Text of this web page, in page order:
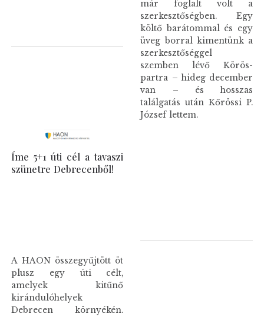
Íme 5+1 úti cél a tavaszi
szünetre Debrecenből!
A HAON összegyűjtött öt
plusz egy úti célt,
amelyek kitűnő
kirándulóhelyek
Debrecen környékén.
már foglalt volt a
szerkesztőségben. Egy
költő barátommal és egy
üveg borral kimentünk a
szerkesztőséggel
szemben lévő Körös-
partra – hideg december
van – és hosszas
találgatás után Kőrössi P.
József lettem.